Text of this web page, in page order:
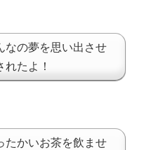
なの夢を思い出させ
れたよ！
たかいお茶を飲ませ